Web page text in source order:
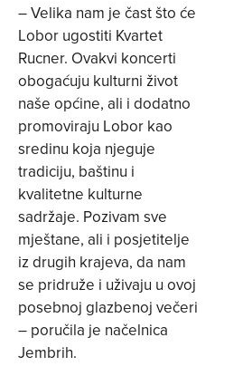
– Velika nam je čast što će
Lobor ugostiti Kvartet
Rucner. Ovakvi koncerti
obogaćuju kulturni život
naše općine, ali i dodatno
promoviraju Lobor kao
sredinu koja njeguje
tradiciju, baštinu i
kvalitetne kulturne
sadržaje. Pozivam sve
mještane, ali i posjetitelje
iz drugih krajeva, da nam
se pridruže i uživaju u ovoj
posebnoj glazbenoj večeri
– poručila je načelnica
Jembrih.